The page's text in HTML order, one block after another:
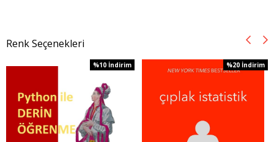
Renk Seçenekleri
%10 İndirim
%20 İndirim